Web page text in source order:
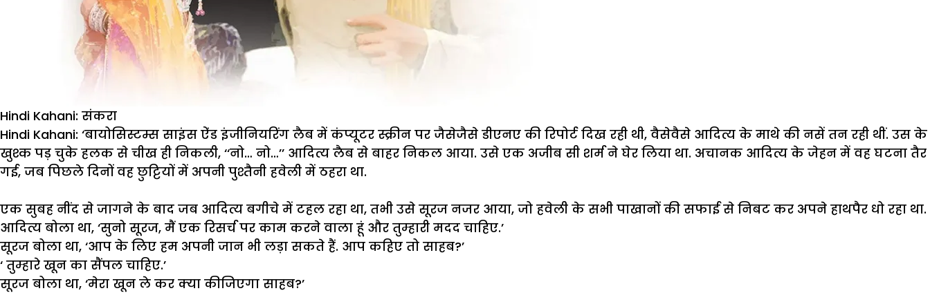
Hindi Kahani: संकरा
Hindi Kahani: ‘बायोसिस्टम्स साइंस ऐंड इंजीनियरिंग लैब में कंप्यूटर स्क्रीन पर जैसेजैसे डीएनए की रिपोर्ट दिख रही थी, वैसेवैसे आदित्य के माथे की नसें तन रही थीं. उस के
खुश्क पड़ चुके हलक से चीख ही निकली, ‘‘नो… नो…’’ आदित्य लैब से बाहर निकल आया. उसे एक अजीब सी शर्म ने घेर लिया था. अचानक आदित्य के जेहन में वह घटना तैर
गई, जब पिछले दिनों वह छुट्टियों में अपनी पुश्तैनी हवेली में ठहरा था.
एक सुबह नींद से जागने के बाद जब आदित्य बगीचे में टहल रहा था, तभी उसे सूरज नजर आया, जो हवेली के सभी पाखानों की सफाई से निबट कर अपने हाथपैर धो रहा था.
आदित्य बोला था, ‘सुनो सूरज, मैं एक रिसर्च पर काम करने वाला हूं और तुम्हारी मदद चाहिए.’
सूरज बोला था, ‘आप के लिए हम अपनी जान भी लड़ा सकते हैं. आप कहिए तो साहब?’
‘ तुम्हारे खून का सैंपल चाहिए.’
सूरज बोला था, ‘मेरा खून ले कर क्या कीजिएगा साहब?’